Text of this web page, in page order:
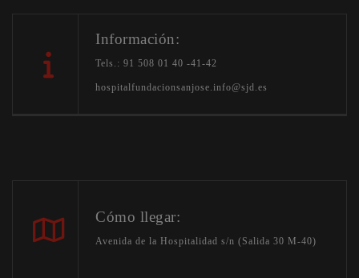
Información:
Tels.: 91 508 01 40 -41-42
hospitalfundacionsanjose.info@sjd.es
Cómo llegar:
Avenida de la Hospitalidad s/n (Salida 30 M-40)